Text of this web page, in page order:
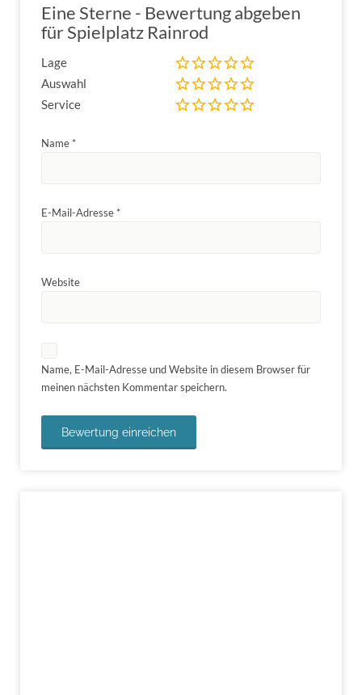
Eine Sterne - Bewertung abgeben
für Spielplatz Rainrod
Lage
Auswahl
Service
Name *
E-Mail-Adresse *
Website
Name, E-Mail-Adresse und Website in diesem Browser für
meinen nächsten Kommentar speichern.